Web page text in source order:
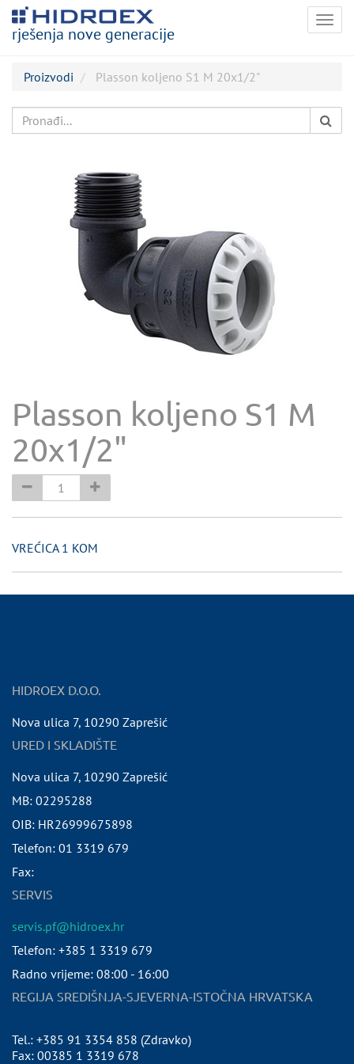
rješenja nove generacije
Proizvodi Plasson koljeno S1 M 20x1/2"
Plasson koljeno S1 M
20x1/2"
VREĆICA 1 KOM
HIDROEX D.O.O.
Nova ulica 7, 10290 Zaprešić
URED I SKLADIŠTE
Nova ulica 7, 10290 Zaprešić
MB: 02295288
OIB: HR26999675898
Telefon: 01 3319 679
Fax:
SERVIS
servis.pf@hidroex.hr
Telefon: +385 1 3319 679
Radno vrijeme: 08:00 - 16:00
REGIJA SREDIŠNJA-SJEVERNA-ISTOČNA HRVATSKA
Tel.: +385 91 3354 858 (Zdravko)
Fax: 00385 1 3319 678